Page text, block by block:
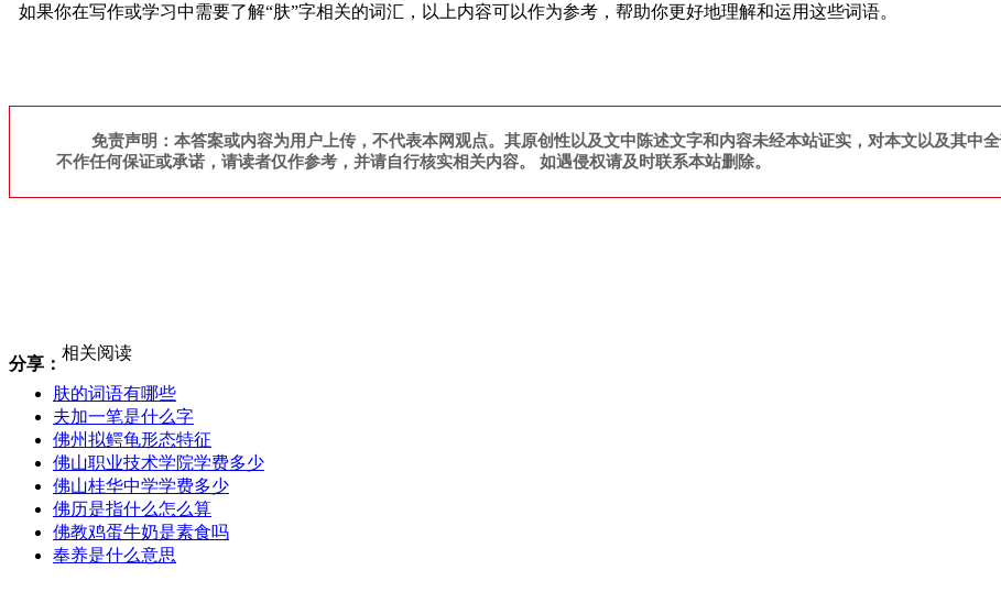
如果你在写作或学习中需要了解“肤”字相关的词汇，以上内容可以作为参考，帮助你更好地理解和运用这些词语。
免责声明：本答案或内容为用户上传，不代表本网观点。其原创性以及文中陈述文字和内容未经本站证实，对本文以及其中
不作任何保证或承诺，请读者仅作参考，并请自行核实相关内容。 如遇侵权请及时联系本站删除。
分享：
相关阅读
肤的词语有哪些
夫加一笔是什么字
佛州拟鳄龟形态特征
佛山职业技术学院学费多少
佛山桂华中学学费多少
佛历是指什么怎么算
佛教鸡蛋牛奶是素食吗
奉养是什么意思